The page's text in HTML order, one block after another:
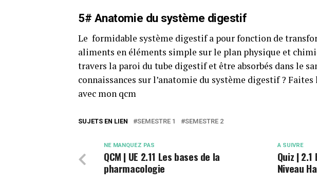
5# Anatomie du système digestif
Le formidable système digestif a pour fonction de
aliments en éléments simple sur le plan physique et
travers la paroi du tube digestif et être absorbés dans le
connaissances sur l’anatomie du système digestif ?
avec mon qcm
SUJETS EN LIEN SEMESTRE 1 SEMESTRE 2
A SUIVRE
Quiz |
Niveau
NE MANQUEZ PAS
QCM | UE 2.11 Les bases de la
pharmacologie